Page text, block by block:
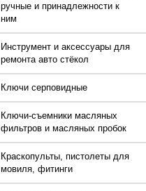
ручные и принадлежности к
ним
Инструмент и аксессуары для
ремонта авто стёкол
Ключи серповидные
Ключи-съемники масляных
фильтров и масляных пробок
Краскопульты, пистолеты для
мовиля, фитинги